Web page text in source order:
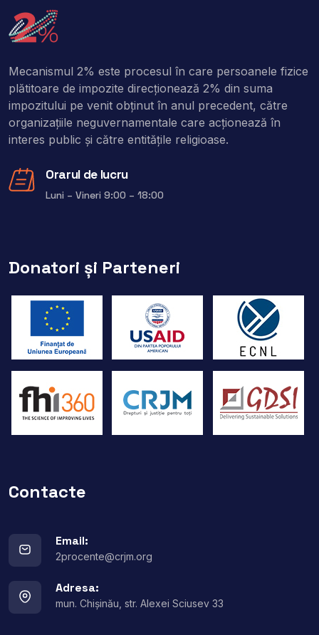
Mecanismul 2% este procesul în care persoanele fizice
plătitoare de impozite direcţionează 2% din suma
impozitului pe venit obţinut în anul precedent, către
organizaţiile neguvernamentale care acţionează în
interes public şi către entitățile religioase.
Orarul de lucru
Luni – Vineri 9:00 – 18:00
Donatori și Parteneri
Contacte
Email:
2procente@crjm.org
Adresa:
mun. Chișinău, str. Alexei Sciusev 33